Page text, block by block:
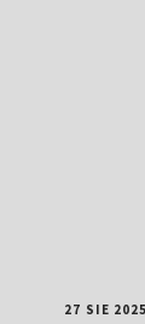
27 SIE 2025